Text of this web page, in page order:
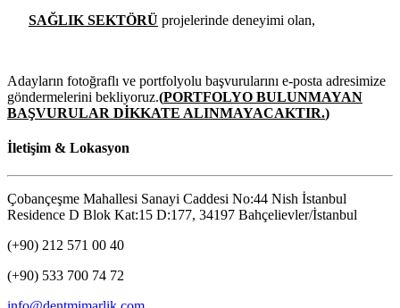
SAĞLIK SEKTÖRÜ projelerinde deneyimi olan,
Adayların fotoğraflı ve portfolyolu başvurularını e-posta adresimize
göndermelerini bekliyoruz.(PORTFOLYO BULUNMAYAN
BAŞVURULAR DİKKATE ALINMAYACAKTIR.)
İletişim & Lokasyon
Çobançeşme Mahallesi Sanayi Caddesi No:44 Nish İstanbul
Residence D Blok Kat:15 D:177, 34197 Bahçelievler/İstanbul
(+90) 212 571 00 40
(+90) 533 700 74 72